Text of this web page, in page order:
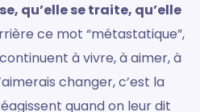
qu’elle se traite, qu’elle
ce mot “métastatique”,
à vivre, à aimer, à
changer, c’est la
quand on leur dit